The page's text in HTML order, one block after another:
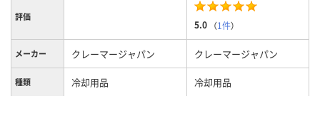
評価
5.0 （1件）
メーカー クレーマージャパン クレーマージャパン
種類 冷却用品 冷却用品